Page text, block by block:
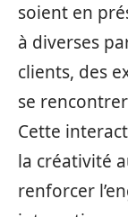
soient en
à diverses
clients, des
se
Cette
la créativité
renforcer